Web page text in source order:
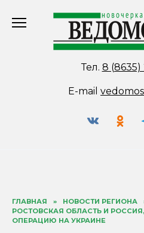
Тел. 8
E-mail
ГЛАВНАЯ » НОВОСТИ РЕГИОНА
РОСТОВСКАЯ ОБЛАСТЬ И
ОПЕРАЦИЮ НА УКРАИНЕ